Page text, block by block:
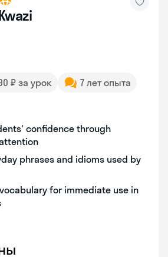
₽ за урок
7 лет опыта
confidence through
phrases and idioms used by
for immediate use in